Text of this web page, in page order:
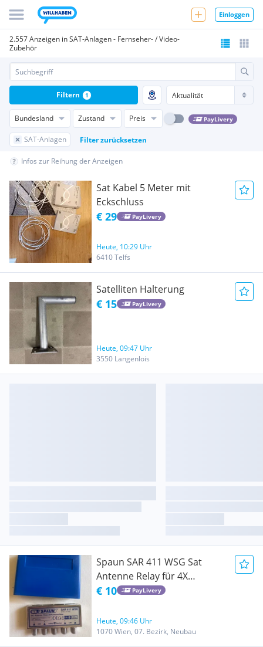
Einloggen
2.557 Anzeigen in SAT-Anlagen - Fernseher- / Video-
Zubehör
Bundesland Zustand Preis PayLivery
SAT-Anlagen Filter zurücksetzen
Filtern 1
Infos zur Reihung der Anzeigen
Sat Kabel 5 Meter mit
Eckschluss
€ 29 PayLivery
Heute, 10:29 Uhr
6410 Telfs
Satelliten Halterung
€ 15 PayLivery
Heute, 09:47 Uhr
3550 Langenlois
Spaun SAR 411 WSG Sat
Antenne Relay für 4X
Universal LNB
€ 10 PayLivery
Heute, 09:46 Uhr
1070 Wien, 07. Bezirk, Neubau